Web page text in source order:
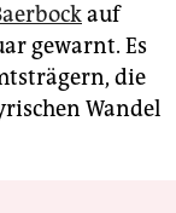
auf
gewarnt. Es
die
Wandel